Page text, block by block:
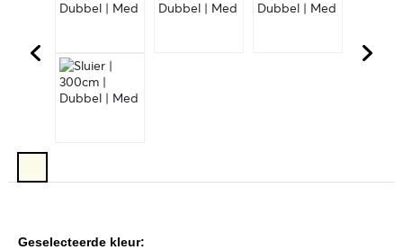
Geselecteerde kleur: